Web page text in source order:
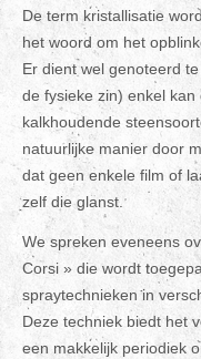
De term kristallisatie
het woord om het
Er dient wel genoteerd
de fysieke zin) enkel
kalkhoudende
natuurlijke manier door
dat geen enkele film of
zelf die glanst.
We spreken eveneens
Corsi » die wordt
spraytechnieken in
Deze techniek biedt het
een makkelijk periodiek